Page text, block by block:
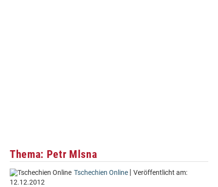
Thema: Petr Mlsna
Tschechien Online | Veröffentlicht am:
12.12.2012